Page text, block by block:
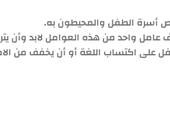
أسرة الطفل والمحيطون به.
واحد من هذه العوامل لابد وأن
على اكتساب اللغة أو أن يخفف من